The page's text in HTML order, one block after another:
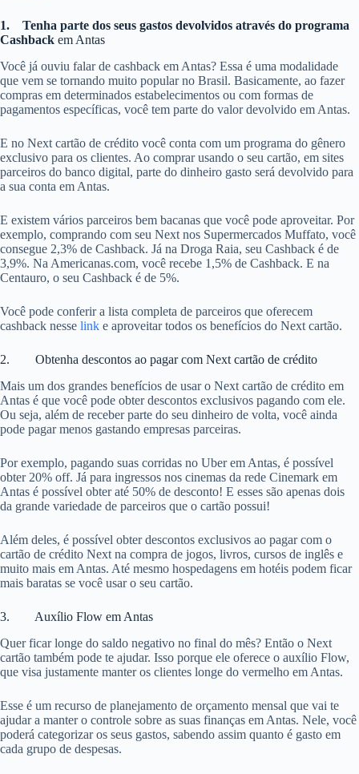
1.
Tenha parte dos seus gastos devolvidos através do programa
Cashback em Antas
Você já ouviu falar de cashback em Antas? Essa é uma modalidade
que vem se tornando muito popular no Brasil. Basicamente, ao fazer
compras em determinados estabelecimentos ou com formas de
pagamentos específicas, você tem parte do valor devolvido em Antas.
E no Next cartão de crédito você conta com um programa do gênero
exclusivo para os clientes. Ao comprar usando o seu cartão, em sites
parceiros do banco digital, parte do dinheiro gasto será devolvido para
a sua conta em Antas.
E existem vários parceiros bem bacanas que você pode aproveitar. Por
exemplo, comprando com seu Next nos Supermercados Muffato, você
consegue 2,3% de Cashback. Já na Droga Raia, seu Cashback é de
3,9%. Na Americanas.com, você recebe 1,5% de Cashback. E na
Centauro, o seu Cashback é de 5%.
Você pode conferir a lista completa de parceiros que oferecem
cashback nesse link e aproveitar todos os benefícios do Next cartão.
2. Obtenha descontos ao pagar com Next cartão de crédito
Mais um dos grandes benefícios de usar o Next cartão de crédito em
Antas é que você pode obter descontos exclusivos pagando com ele.
Ou seja, além de receber parte do seu dinheiro de volta, você ainda
pode pagar menos gastando empresas parceiras.
Por exemplo, pagando suas corridas no Uber em Antas, é possível
obter 20% off. Já para ingressos nos cinemas da rede Cinemark em
Antas é possível obter até 50% de desconto! E esses são apenas dois
da grande variedade de parceiros que o cartão possui!
Além deles, é possível obter descontos exclusivos ao pagar com o
cartão de crédito Next na compra de jogos, livros, cursos de inglês e
muito mais em Antas. Até mesmo hospedagens em hotéis podem ficar
mais baratas se você usar o seu cartão.
3. Auxílio Flow em Antas
Quer ficar longe do saldo negativo no final do mês? Então o Next
cartão também pode te ajudar. Isso porque ele oferece o auxílio Flow,
que visa justamente manter os clientes longe do vermelho em Antas.
Esse é um recurso de planejamento de orçamento mensal que vai te
ajudar a manter o controle sobre as suas finanças em Antas. Nele, você
poderá categorizar os seus gastos, sabendo assim quanto é gasto em
cada grupo de despesas.